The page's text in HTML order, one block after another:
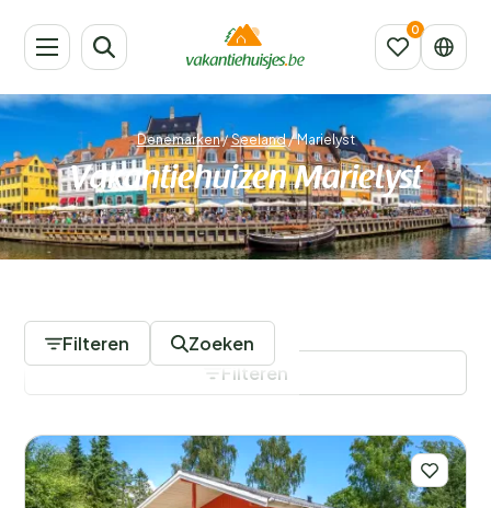
Denemarken/Seeland/Marielyst
Vakantiehuizen Marielyst
Filteren Zoeken
Filteren